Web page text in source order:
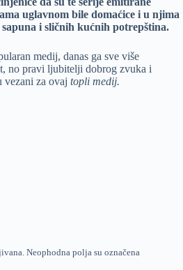
uglavnom bile domaćice i u njima
sapuna i sličnih kućnih potrepština.
medij, danas ga sve više
no pravi ljubitelji dobrog zvuka i
za ovaj topli medij.
Neophodna polja su označena